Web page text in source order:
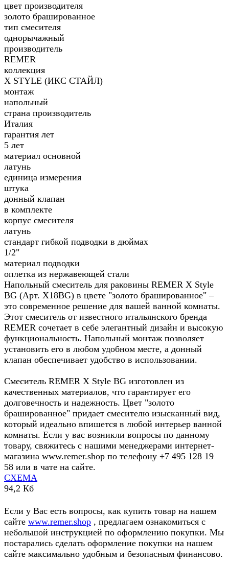
цвет производителя
золото брашированное
тип смесителя
однорычажный
производитель
REMER
коллекция
X STYLE (ИКС СТАЙЛ)
монтаж
напольный
страна производитель
Италия
гарантия лет
5 лет
материал основной
латунь
единица измерения
штука
донный клапан
в комплекте
корпус смесителя
латунь
стандарт гибкой подводки в дюймах
1/2"
материал подводки
оплетка из нержавеющей стали
Напольный смеситель для раковины REMER X Style
BG (Арт. X18BG) в цвете "золото брашированное" –
это современное решение для вашей ванной комнаты.
Этот смеситель от известного итальянского бренда
REMER сочетает в себе элегантный дизайн и высокую
функциональность. Напольный монтаж позволяет
установить его в любом удобном месте, а донный
клапан обеспечивает удобство в использовании.
Смеситель REMER X Style BG изготовлен из
качественных материалов, что гарантирует его
долговечность и надежность. Цвет "золото
брашированное" придает смесителю изысканный вид,
который идеально впишется в любой интерьер ванной
комнаты. Если у вас возникли вопросы по данному
товару, свяжитесь с нашими менеджерами интернет-
магазина www.remer.shop по телефону +7 495 128 19
58 или в чате на сайте.
СХЕМА
94,2 Кб
Если у Вас есть вопросы, как купить товар на нашем
сайте www.remer.shop , предлагаем ознакомиться с
небольшой инструкцией по оформлению покупки. Мы
постарались сделать оформление покупки на нашем
сайте максимально удобным и безопасным финансово.